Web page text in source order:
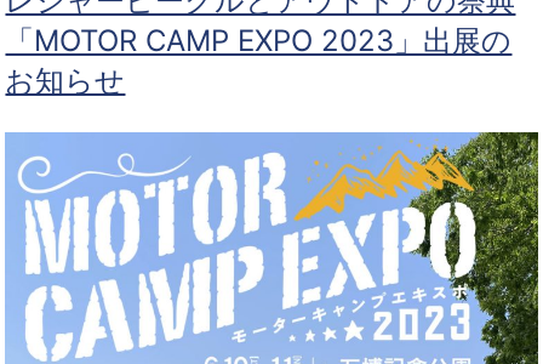
「MOTOR CAMP EXPO 2023」出展の
お知らせ